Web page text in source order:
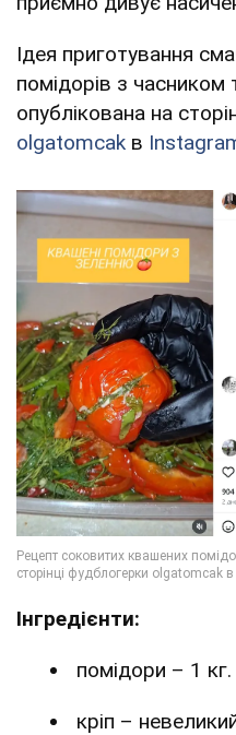
Ідея приготування
помідорів з часником
опублікована на
olgatomcak в
Інгредієнти:
помідори – 1 кг.
кріп –